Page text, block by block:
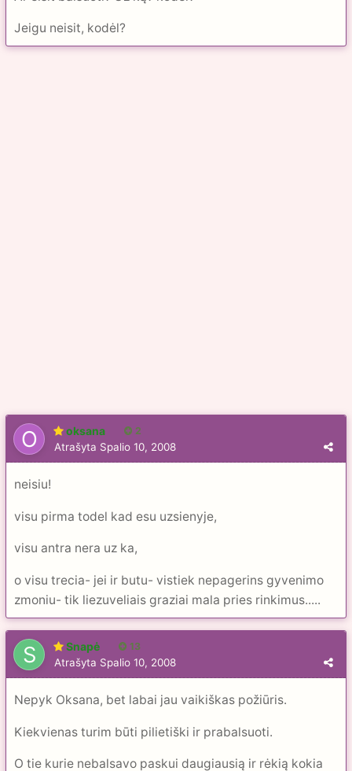
Jeigu neisit, kodėl?
oksana 2
Atrašyta Spalio 10, 2008
neisiu!
visu pirma todel kad esu uzsienyje,
visu antra nera uz ka,
o visu trecia- jei ir butu- vistiek nepagerins gyvenimo
zmoniu- tik liezuveliais graziai mala pries rinkimus.....
Snapė 13
Atrašyta Spalio 10, 2008
Nepyk Oksana, bet labai jau vaikiškas požiūris.
Kiekvienas turim būti pilietiški ir prabalsuoti.
O tie kurie nebalsavo paskui daugiausią ir rėkią kokia